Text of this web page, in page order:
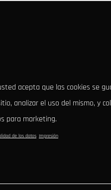
acepta que las cookies se
analizar el uso del mismo, y
para marketing.
de los datos Impresión